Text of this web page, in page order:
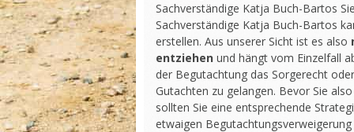
Sachverständige Katja Buch-Bartos
Sachverständige Katja Buch-Bartos
erstellen. Aus unserer Sicht ist es also
entziehen und hängt vom Einzelfall
der Begutachtung das Sorgerecht
Gutachten zu gelangen. Bevor Sie
sollten Sie eine entsprechende
etwaigen